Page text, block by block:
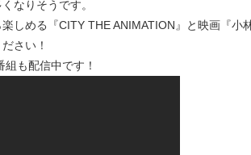
なりそうです。
しめる『CITY THE ANIMATION』と映画『小
さい！
組も配信中です！